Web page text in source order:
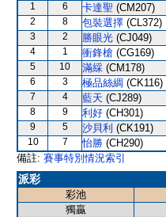
1 6 卡達聖 (CM207)
2
8 包裝選擇 (CL372)
3
2 勝眼光 (CJ049)
4
1 衝鋒槍 (CG169)
5
10 滿綵 (CM178)
6
3 極品絲綢 (CK116)
7
4 藍天 (CJ289)
8
9 利好 (CH301)
9
5 沙貝利 (CK191)
10
7 怡勝 (CH290)
備註: 賽事特別情況索引
派彩
彩池
獨贏